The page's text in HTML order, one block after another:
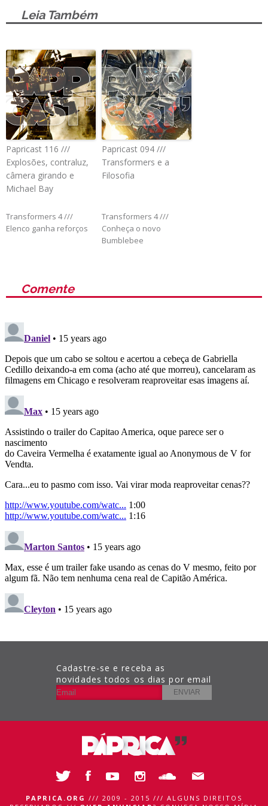
Leia Também
Papricast 116 ///
Explosões, contraluz,
câmera girando e
Michael Bay
Papricast 094 ///
Transformers e a
Filosofia
Transformers 4 ///
Elenco ganha reforços
Transformers 4 ///
Conheça o novo
Bumblebee
Comente
Cadastre-se e receba as
novidades todos os dias por email
PAPRICA.ORG /// 2009 - 2015 /// ALGUNS DIREITOS